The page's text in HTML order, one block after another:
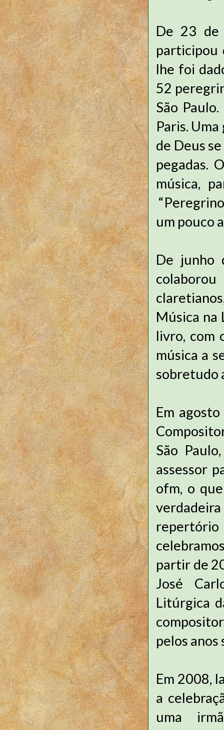
De 23
participou
lhe foi
52
São
Paris.
de Deus
pegadas.
música,
um pouco
De junho
Música na
livro, com
música a
sobretudo
Em
São
assessor
ofm, o
partir de
José
Litúrgica
pelos
Em 2008,
a
uma